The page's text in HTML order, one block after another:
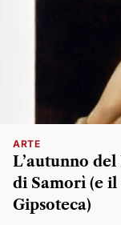
ARTE
L’autunno
di Samorì (e
Gipsoteca)